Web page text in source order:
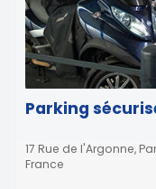
Parking
17 Rue de l'Argonne,
France